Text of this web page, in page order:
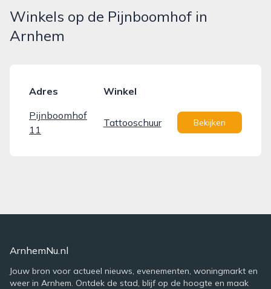
Winkels op de Pijnboomhof in
Arnhem
Adres
Winkel
Pijnboomhof
11
Tattooschuur Bekijken
ArnhemNu.nl
Jouw bron voor actueel nieuws, evenementen, woningmarkt en
weer in Arnhem. Ontdek de stad, blijf op de hoogte en maak